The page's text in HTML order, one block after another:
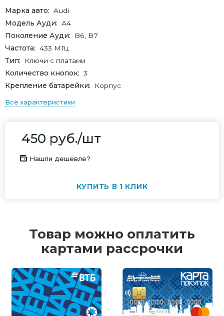
Марка авто
Audi
Модель Ауди
А4
Поколение Ауди
B6, B7
Частота
433 МГц
Тип
Ключи с платами
Количество кнопок
3
Крепление батарейки
Корпус
Все характеристики
450 руб./шт
Нашли дешевле?
КУПИТЬ В 1 КЛИК
Товар можно оплатить
картами рассрочки